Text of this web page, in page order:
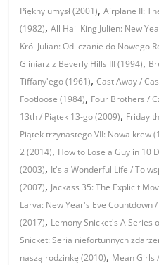
Piękny umysł (2001),Airplane II:
(1982),All Hail King Julien: New
Król Julian: Odliczanie do Nowego
Gliniarz z Beverly Hills III (1994),
Tiffany'ego (1961),Cast Away /
Footloose (1984), Four Brothers /
13th / Piątek 13-go (2009), Friday
Piątek trzynastego VII: Nowa krew
2 (2014), How to Lose a Guy in 10
(2003), It's a Wonderful Life / To
(2007), Jackass 35: The Explicit
Larva: New Year's Eve Countdown
(2017), Lemony Snicket's A Series
Snicket: Seria niefortunnych
naszą rodzinkę (2010), Mean Girls